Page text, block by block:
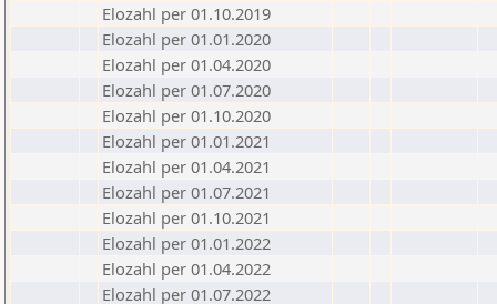
Elozahl per 01.10.2019
Elozahl per 01.01.2020
Elozahl per 01.04.2020
Elozahl per 01.07.2020
Elozahl per 01.10.2020
Elozahl per 01.01.2021
Elozahl per 01.04.2021
Elozahl per 01.07.2021
Elozahl per 01.10.2021
Elozahl per 01.01.2022
Elozahl per 01.04.2022
Elozahl per 01.07.2022